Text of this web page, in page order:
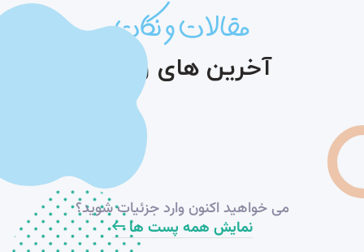
مقالات و نکات
آخرین های وبلاگ
می خواهید اکنون وارد جزئیات شوید؟
نمایش همه پست ها